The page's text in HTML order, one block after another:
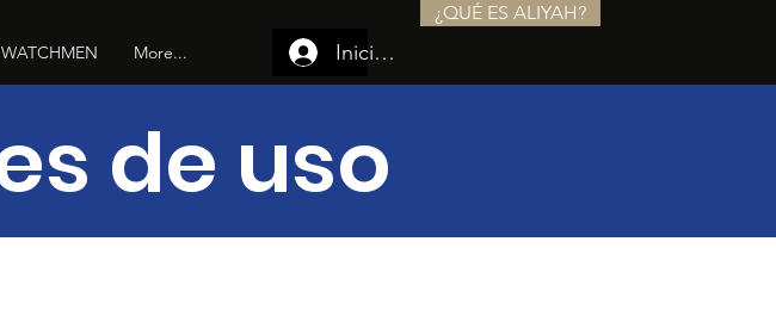
WATCHMEN More... Iniciar sesión
¿QUÉ ES ALIYAH?
de uso